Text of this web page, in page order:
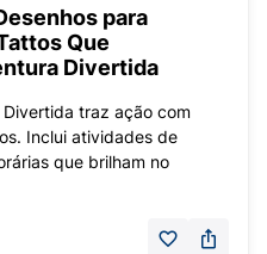
para
Que
Divertida
traz ação com
Inclui atividades de
que brilham no